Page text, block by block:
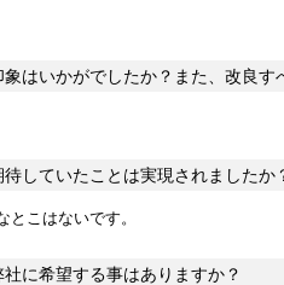
はいかがでしたか？また、改良
していたことは実現されました
とこはないです。
に希望する事はありますか？